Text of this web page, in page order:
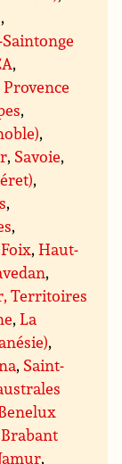
,
,
Provence
,
,
, Savoie,
,
,
,
,Haut-
,
Territoires
,La
,
, Saint-
Brabant
,